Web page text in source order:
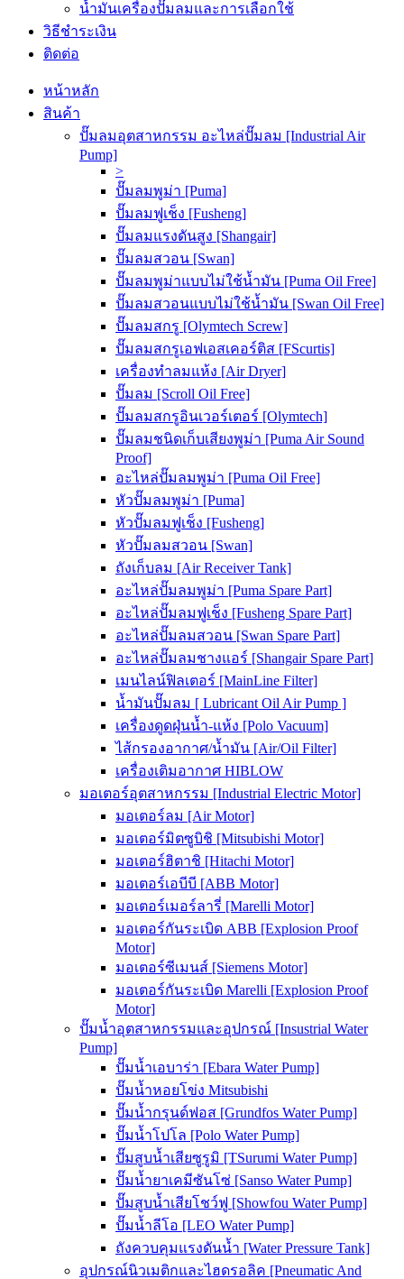
น้ำมันเครื่องปั๊มลมและการเลือกใช้
วิธีชำระเงิน
ติดต่อ
หน้าหลัก
สินค้า
ปั๊มลมอุตสาหกรรม อะไหล่ปั๊มลม [Industrial Air
Pump]
>
ปั๊มลมพูม่า [Puma]
ปั๊มลมฟูเช็ง [Fusheng]
ปั๊มลมแรงดันสูง [Shangair]
ปั๊มลมสวอน [Swan]
ปั๊มลมพูม่าแบบไม่ใช้น้ำมัน [Puma Oil Free]
ปั๊มลมสวอนแบบไม่ใช้น้ำมัน [Swan Oil Free]
ปั๊มลมสกรู [Olymtech Screw]
ปั๊มลมสกรูเอฟเอสเคอร์ติส [FScurtis]
เครื่องทำลมแห้ง [Air Dryer]
ปั๊มลม [Scroll Oil Free]
ปั๊มลมสกรูอินเวอร์เตอร์ [Olymtech]
ปั๊มลมชนิดเก็บเสียงพูม่า [Puma Air Sound
Proof]
อะไหล่ปั๊มลมพูม่า [Puma Oil Free]
หัวปั๊มลมพูม่า [Puma]
หัวปั๊มลมฟูเช็ง [Fusheng]
หัวปั๊มลมสวอน [Swan]
ถังเก็บลม [Air Receiver Tank]
อะไหล่ปั๊มลมพูม่า [Puma Spare Part]
อะไหล่ปั๊มลมฟูเช็ง [Fusheng Spare Part]
อะไหล่ปั๊มลมสวอน [Swan Spare Part]
อะไหล่ปั๊มลมชางแอร์ [Shangair Spare Part]
เมนไลน์ฟิลเตอร์ [MainLine Filter]
น้ำมันปั๊มลม [ Lubricant Oil Air Pump ]
เครื่องดูดฝุ่นน้ำ-แห้ง [Polo Vacuum]
ไส้กรองอากาศ/น้ำมัน [Air/Oil Filter]
เครื่องเติมอากาศ HIBLOW
มอเตอร์อุตสาหกรรม [Industrial Electric Motor]
มอเตอร์ลม [Air Motor]
มอเตอร์มิตซูบิชิ [Mitsubishi Motor]
มอเตอร์ฮิตาชิ [Hitachi Motor]
มอเตอร์เอบีบี [ABB Motor]
มอเตอร์เมอร์ลารี่ [Marelli Motor]
มอเตอร์กันระเบิด ABB [Explosion Proof
Motor]
มอเตอร์ซีเมนส์ [Siemens Motor]
มอเตอร์กันระเบิด Marelli [Explosion Proof
Motor]
ปั๊มน้ำอุตสาหกรรมและอุปกรณ์ [Insustrial Water
Pump]
ปั๊มน้ำเอบาร่า [Ebara Water Pump]
ปั๊มน้ำหอยโข่ง Mitsubishi
ปั๊มน้ำกรุนด์ฟอส [Grundfos Water Pump]
ปั๊มน้ำโปโล [Polo Water Pump]
ปั๊มสูบน้ำเสียซูรูมิ [TSurumi Water Pump]
ปั๊มน้ำยาเคมีซันโซ่ [Sanso Water Pump]
ปั๊มสูบน้ำเสียโชว์ฟู [Showfou Water Pump]
ปั๊มน้ำลีโอ [LEO Water Pump]
ถังควบคุมแรงดันน้ำ [Water Pressure Tank]
อุปกรณ์นิวเมติกและไฮดรอลิค [Pneumatic And